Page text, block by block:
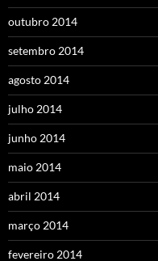
outubro 2014
setembro 2014
agosto 2014
julho 2014
junho 2014
maio 2014
abril 2014
março 2014
fevereiro 2014